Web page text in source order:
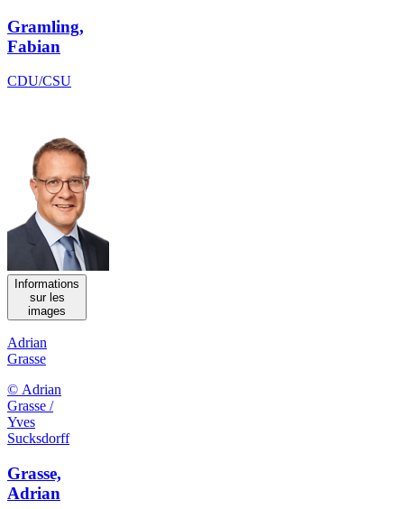
Gramling,
Fabian
CDU/CSU
Informations
sur les
images
Adrian
Grasse
© Adrian
Grasse /
Yves
Sucksdorff
Grasse,
Adrian